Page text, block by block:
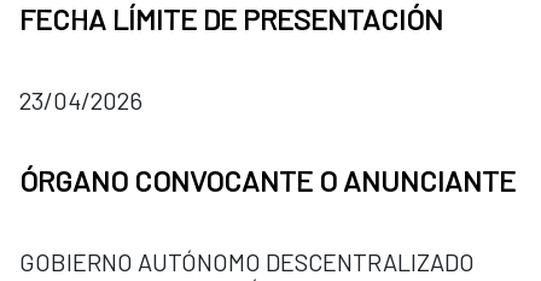
FECHA LÍMITE DE PRESENTACIÓN
23/04/2026
ÓRGANO CONVOCANTE O ANUNCIANTE
GOBIERNO AUTÓNOMO DESCENTRALIZADO